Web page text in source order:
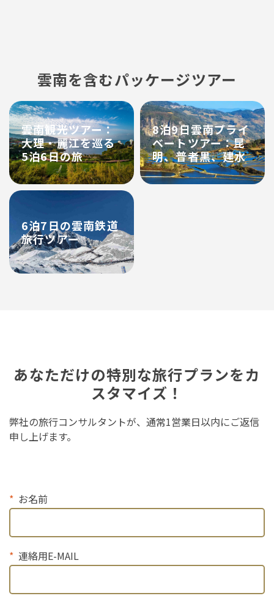
雲南を含むパッケージツアー
雲南観光ツアー：
大理・麗江を巡る
5泊6日の旅
8泊9日雲南プライ
ベートツアー：昆
明、普者黒、建水
6泊7日の雲南鉄道
旅行ツアー
あなただけの特別な旅行プランをカ
スタマイズ！
弊社の旅行コンサルタントが、通常1営業日以内にご返信
申し上げます。
お名前
連絡用E-MAIL